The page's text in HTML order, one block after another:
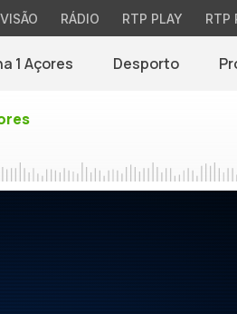
RÁDIO RTP PLAY RTP
1 Açores Desporto